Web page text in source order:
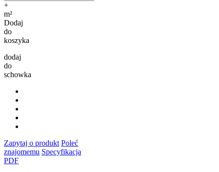
+
m²
Dodaj
do
koszyka
dodaj
do
schowka
Zapytaj o produkt Poleć
znajomemu Specyfikacja
PDF